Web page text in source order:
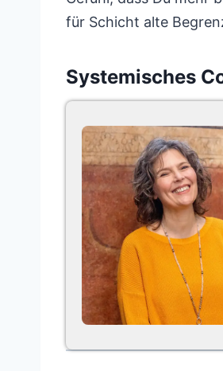
für Schicht alte
Systemisches